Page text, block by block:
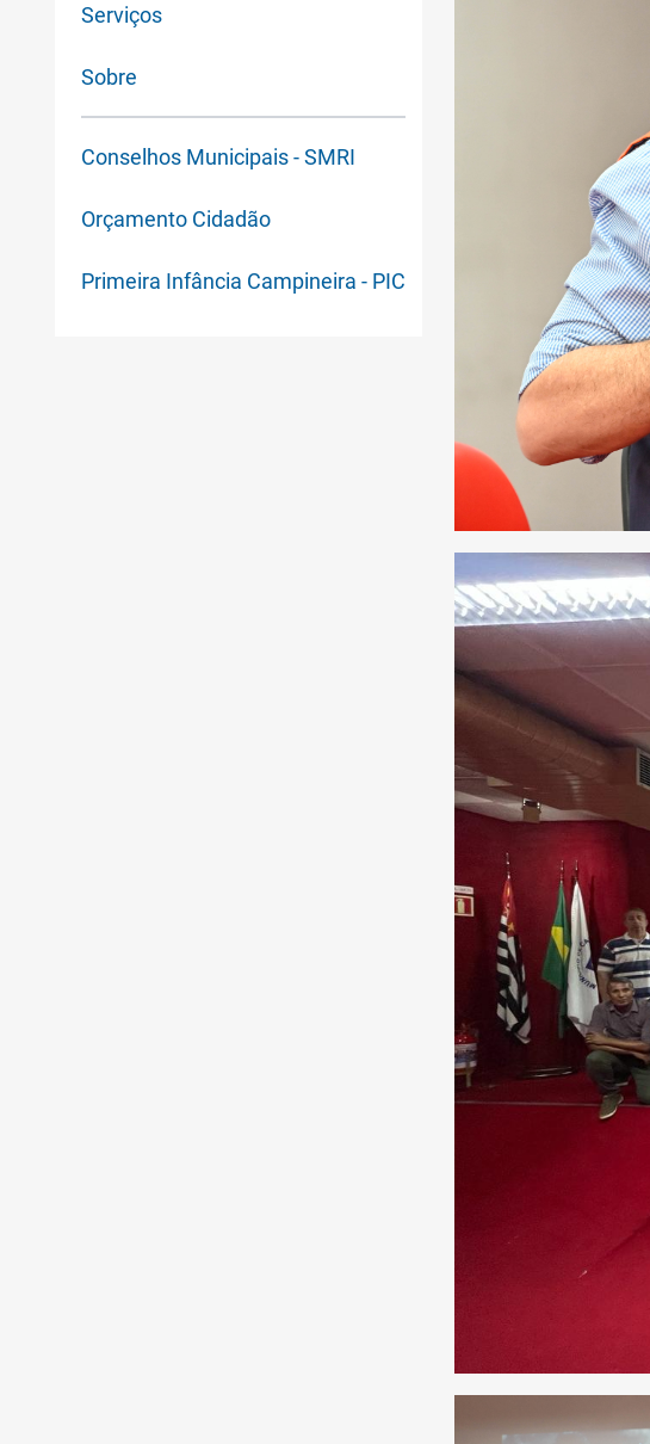
Serviços
Sobre
Conselhos Municipais - SMRI
Orçamento Cidadão
Primeira Infância Campineira - PIC